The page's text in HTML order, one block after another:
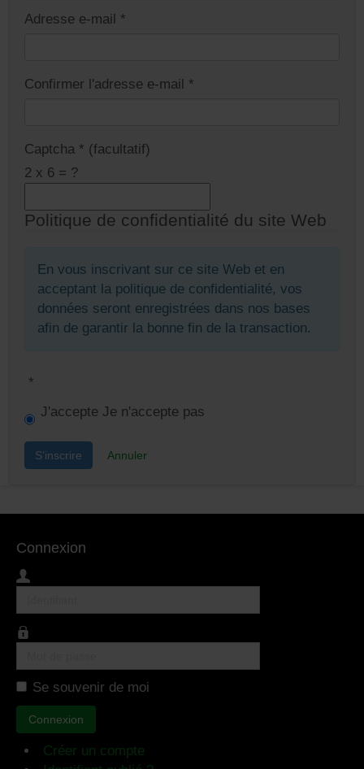
Adresse e-mail *
Confirmer l'adresse e-mail *
Captcha * (facultatif)
2 x 6 = ?
Politique de confidentialité du site Web
En vous inscrivant sur ce site Web et en
acceptant la politique de confidentialité, vos
données seront enregistrées dans nos bases
afin de garantir la bonne fin de la transaction.
*
J'accepte Je n'accepte pas
S'inscrire Annuler
Connexion
de
passeSe souvenir de moi
Connexion
Créer un compte